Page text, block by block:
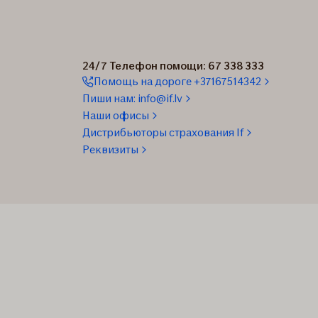
24/7 Телефон помощи: 67 338 333
Помощь на дороге +37167514342
Пиши нам: info@if.lv
Наши офисы
Дистрибьюторы страхования If
Реквизиты